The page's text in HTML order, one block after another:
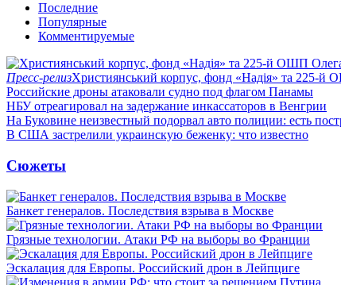
Последние
Популярные
Комментируемые
Пресс-релизХристиянський корпус, фонд «Надія» та 225-й
Российские дроны атаковали судно под флагом Панамы
НБУ отреагировал на задержание инкассаторов в Венгрии
На Буковине неизвестный подорвал авто полиции: есть
В США застрелили украинскую беженку: что известно
Сюжеты
Банкет генералов. Последствия взрыва в Москве
Грязные технологии. Атаки РФ на выборы во Франции
Эскалация для Европы. Российский дрон в Лейпциге